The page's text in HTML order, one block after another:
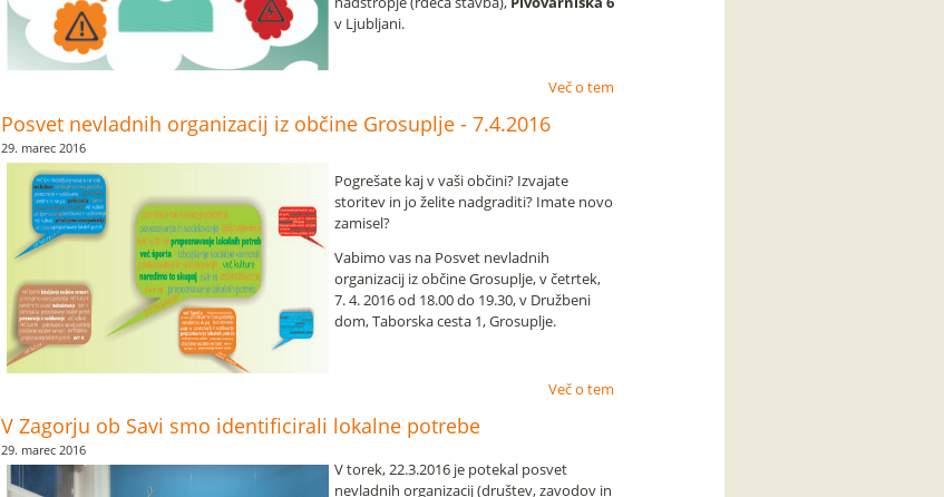
v Ljubljani.
Več o tem
Posvet nevladnih organizacij iz občine Grosuplje - 7.4.2016
29. marec 2016
Pogrešate kaj v vaši občini? Izvajate
storitev in jo želite nadgraditi? Imate novo
zamisel?
Vabimo vas na Posvet nevladnih
organizacij iz občine Grosuplje, v četrtek,
7. 4. 2016 od 18.00 do 19.30, v Družbeni
dom, Taborska cesta 1, Grosuplje.
Več o tem
V Zagorju ob Savi smo identificirali lokalne potrebe
29. marec 2016
V torek, 22.3.2016 je potekal posvet
nevladnih organizacij (društev, zavodov in